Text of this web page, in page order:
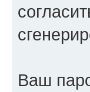
Ваш